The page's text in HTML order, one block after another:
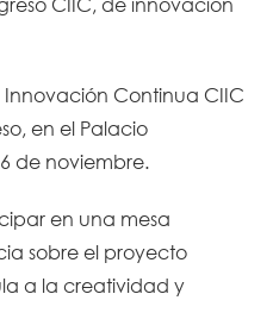
Continua CIIC
en el Palacio
de noviembre.
en una mesa
sobre el proyecto
a la creatividad y